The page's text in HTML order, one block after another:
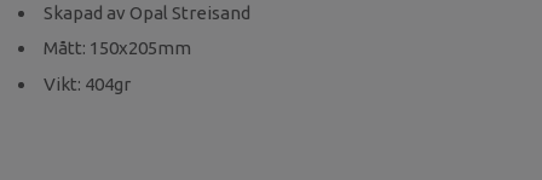
Skapad av Opal Streisand
Mått: 150x205mm
Vikt: 404gr